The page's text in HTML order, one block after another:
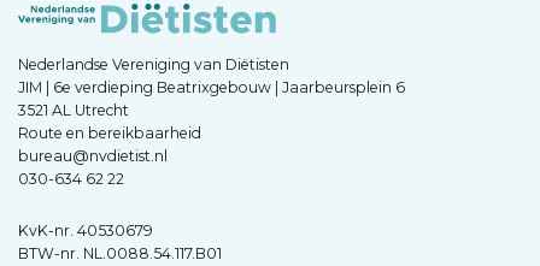
Nederlandse Vereniging van Diëtisten
JIM | 6e verdieping Beatrixgebouw | Jaarbeursplein 6
3521 AL Utrecht
Route en bereikbaarheid
bureau@nvdietist.nl
030-634 62 22
KvK-nr. 40530679
BTW-nr. NL.0088.54.117.B01